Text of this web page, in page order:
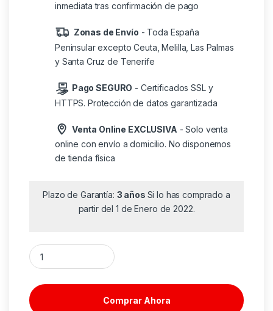
inmediata tras confirmación de pago
Zonas de Envío - Toda España
Peninsular excepto Ceuta, Melilla, Las Palmas
y Santa Cruz de Tenerife
Pago SEGURO - Certificados SSL y
HTTPS. Protección de datos garantizada
Venta Online EXCLUSIVA - Solo venta
online con envío a domicilio. No disponemos
de tienda física
Plazo de Garantía: 3 años Si lo has comprado a
partir del 1 de Enero de 2022.
Switch TP-Link Omada Smart Gigabit TL-SG2428P 28
Comprar Ahora